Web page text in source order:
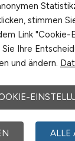
stimmen
Link "Cookie-
Ihre
und ändern.
ALLE